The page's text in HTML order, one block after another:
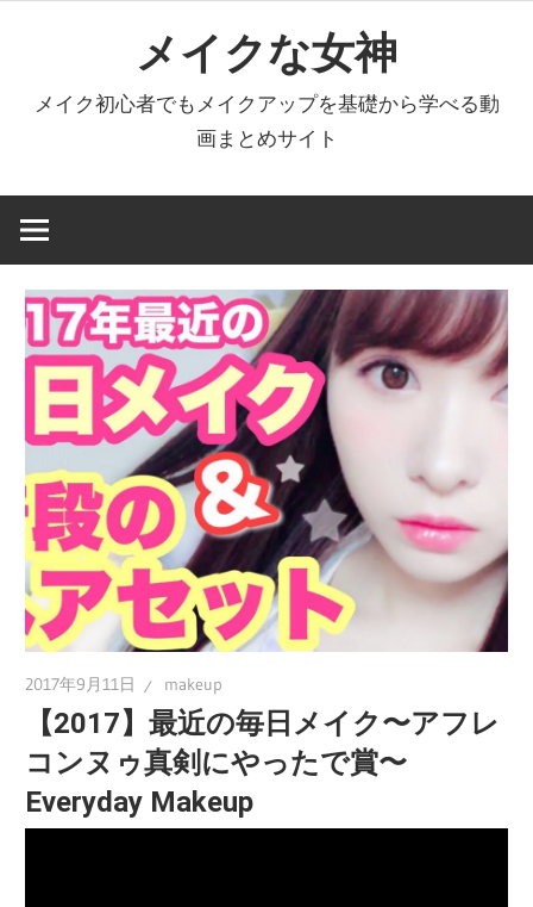
へ
キ
メイクな女神
メイク初心者でもメイクアップを基礎から学べる動
画まとめサイト
2017年9月11日 makeup
【2017】最近の毎日メイク〜アフレ
コンヌゥ真剣にやったで賞〜
Everyday Makeup